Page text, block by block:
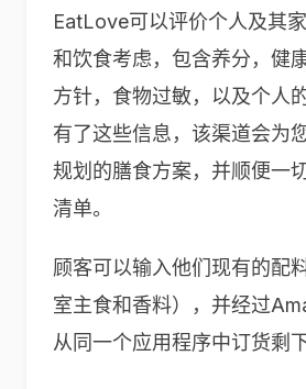
EatLove可以评价个人及其
和饮食考虑，包含养分，健
方针，食物过敏，以及个人
有了这些信息，该渠道会为
规划的膳食方案，并顺便一
清单。
顾客可以输入他们现有的配
室主食和香料），并经过
从同一个应用程序中订货剩